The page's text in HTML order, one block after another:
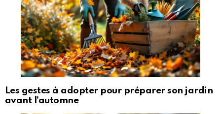
Les gestes à adopter pour préparer son jardin
avant l’automne